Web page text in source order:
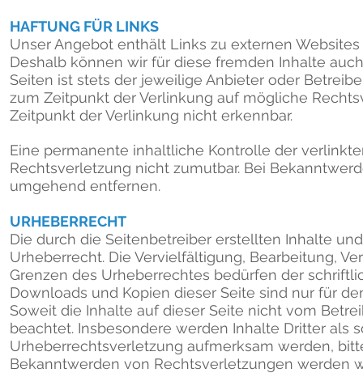
HAFTUNG FÜR LINKS
Unser Angebot enthält Links zu externen
Deshalb können wir für diese fremden Inhalte
Seiten ist stets der jeweilige Anbieter oder
zum Zeitpunkt der Verlinkung auf mögliche
Zeitpunkt der Verlinkung nicht erkennbar.
Eine permanente inhaltliche Kontrolle der
Rechtsverletzung nicht zumutbar. Bei
umgehend entfernen.
URHEBERRECHT
Die durch die Seitenbetreiber erstellten Inhalte
Urheberrecht. Die Vervielfältigung, Bearbeitung,
Grenzen des Urheberrechtes bedürfen der
Downloads und Kopien dieser Seite sind nur für
Soweit die Inhalte auf dieser Seite nicht vom
beachtet. Insbesondere werden Inhalte Dritter als
Urheberrechtsverletzung aufmerksam werden,
Bekanntwerden von Rechtsverletzungen werden